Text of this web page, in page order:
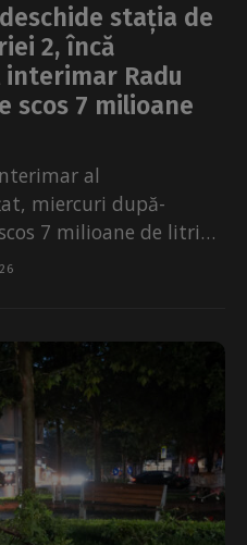
stația de
2, încă
Radu
scos 7 milioane
al
miercuri după-
7 milioane de litri